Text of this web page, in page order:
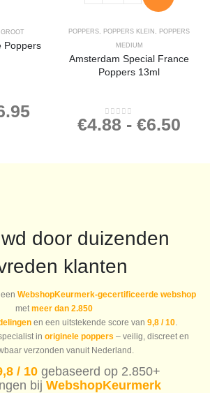
Poppers
POPPERS POPPERS KLEIN
POPPERS
MEDIUM
Amsterdam Special France
Poppers 13ml
0out of 5
€4.88 - €6.50
door duizenden
klanten
WebshopKeurmerk-gecertificeerde webshop
met meer dan 2.850
en een uitstekende score van 9,8 / 10.
in originele poppers – veilig, discreet en
verzonden vanuit Nederland.
/ 10 gebaseerd op 2.850+
bij WebshopKeurmerk